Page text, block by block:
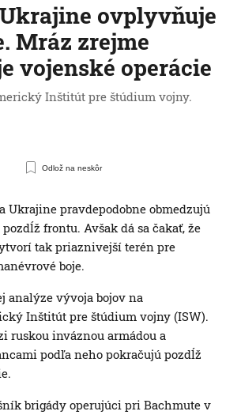
ovplyvňuje
Mráz zrejme
vojenské operácie
Inštitút pre štúdium vojny.
Odlož na neskôr
Ukrajine pravdepodobne obmedzujú
frontu. Avšak dá sa čakať, že
tak priaznivejší terén pre
boje.
analýze vývoja bojov na
Inštitút pre štúdium vojny (ISW).
ruskou inváznou armádou a
podľa neho pokračujú pozdĺž
brigády operujúci pri Bachmute v